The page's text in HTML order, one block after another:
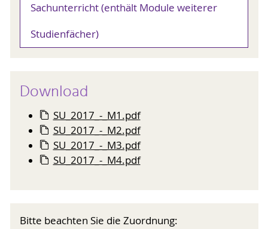
Sachunterricht (enthält Module weiterer
Studienfächer)
Download
SU_2017_-_M1.pdf
SU_2017_-_M2.pdf
SU_2017_-_M3.pdf
SU_2017_-_M4.pdf
Bitte beachten Sie die Zuordnung: